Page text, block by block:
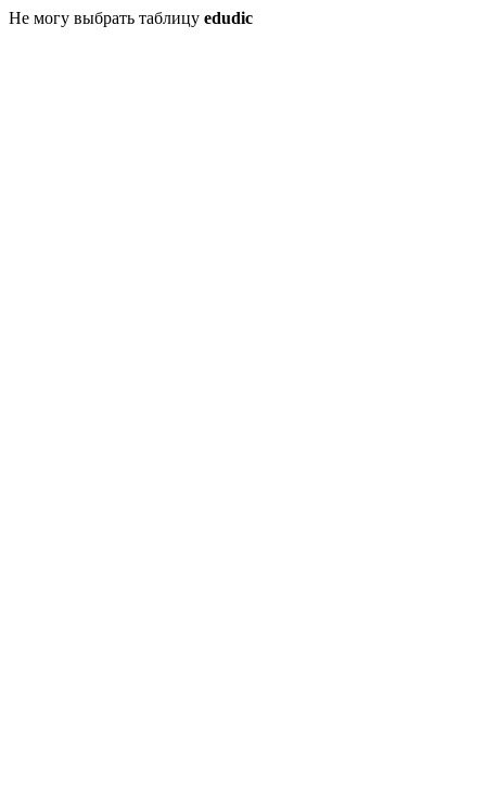
Не могу выбрать таблицу edudic